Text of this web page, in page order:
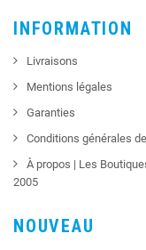
INFORMATION
Livraisons
Mentions légales
Garanties
Conditions générales
À propos | Les
2005
NOUVEAU